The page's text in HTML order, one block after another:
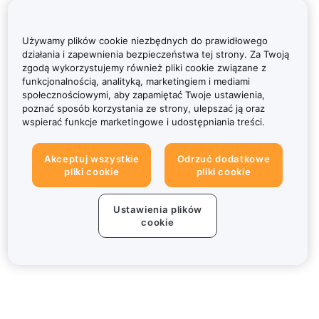
Używamy plików cookie niezbędnych do prawidłowego
działania i zapewnienia bezpieczeństwa tej strony. Za Twoją
zgodą wykorzystujemy również pliki cookie związane z
funkcjonalnością, analityką, marketingiem i mediami
społecznościowymi, aby zapamiętać Twoje ustawienia,
poznać sposób korzystania ze strony, ulepszać ją oraz
wspierać funkcje marketingowe i udostępniania treści.
Akceptuj wszystkie
pliki cookie
Odrzuć dodatkowe
pliki cookie
Ustawienia plików
cookie